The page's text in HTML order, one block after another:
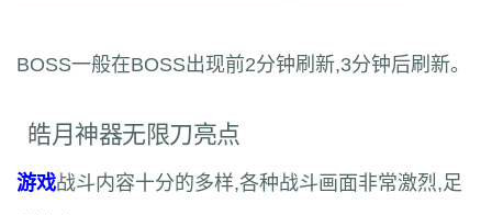
BOSS一般在BOSS出现前2分钟刷新,3分钟后刷新。
皓月神器无限刀亮点
游戏战斗内容十分的多样,各种战斗画面非常激烈,足